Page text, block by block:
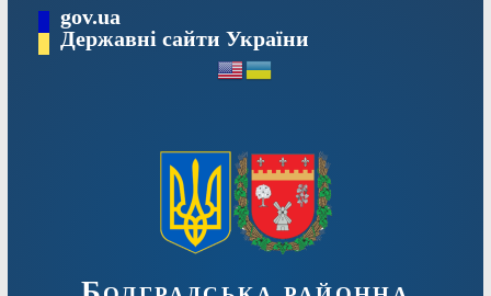
Перейтиgov.ua
Державні сайти України